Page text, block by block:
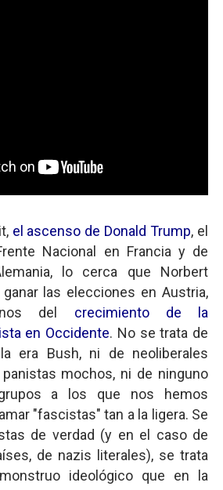
el ascenso de Donald Trump, el
Nacional en Francia y de
lo cerca que Norbert
las elecciones en Austria,
del crecimiento de la
en Occidente. No se trata de
era Bush, ni de neoliberales
mochos, ni de ninguno
a los que nos hemos
"fascistas" tan a la ligera. Se
de verdad (y en el caso de
de nazis literales), se trata
ideológico que en la